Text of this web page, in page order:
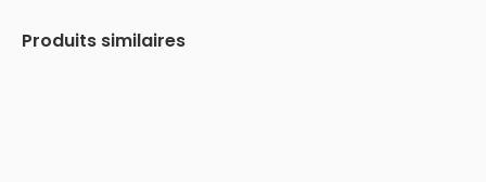
Produits similaires